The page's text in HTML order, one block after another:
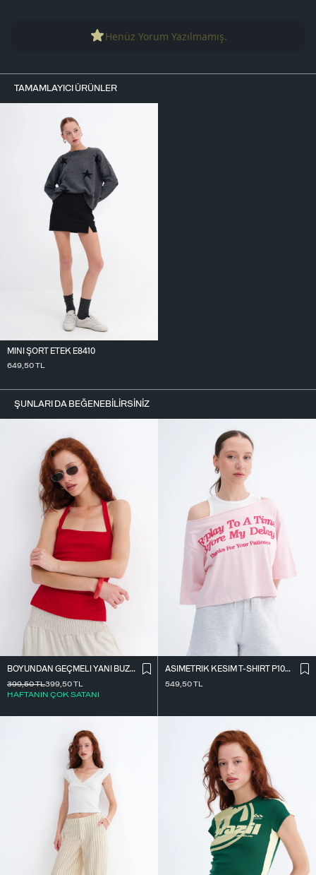
Henüz Yorum Yazılmamış.
TAMAMLAYICI ÜRÜNLER
MINI ŞORT ETEK E8410
649,50TL
ŞUNLARI DA BEĞENEBILIRSINIZ
BOYUNDAN GEÇMELI YANI BÜZGÜLÜ BLUZ A390
399,50TL
HAFTANIN ÇOK SATANI
399,50TL
ASIMETRIK KESIM T-SHIRT P10719
549,50TL